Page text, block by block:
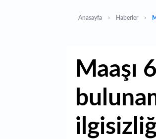
Anasayfa Haberler
Maaşı